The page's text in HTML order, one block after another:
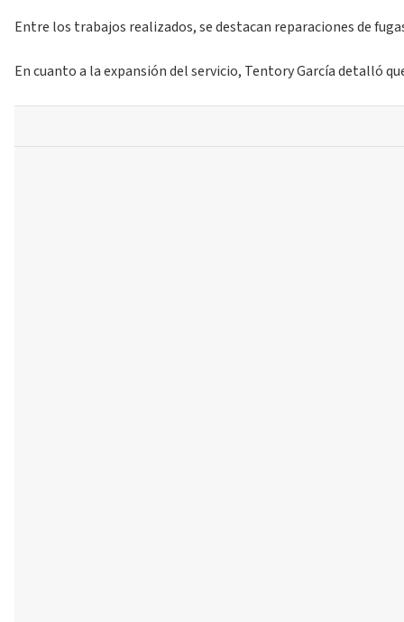
Entre los trabajos realizados, se destacan reparaciones de
En cuanto a la expansión del servicio, Tentory García detalló